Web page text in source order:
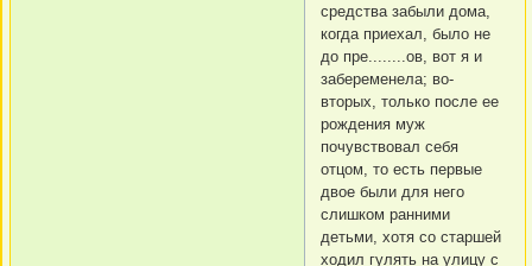
средства забыли дома,
когда приехал, было не
до пре........ов, вот я и
забеременела; во-
вторых, только после ее
рождения муж
почувствовал себя
отцом, то есть первые
двое были для него
слишком ранними
детьми, хотя со старшей
ходил гулять на улицу с